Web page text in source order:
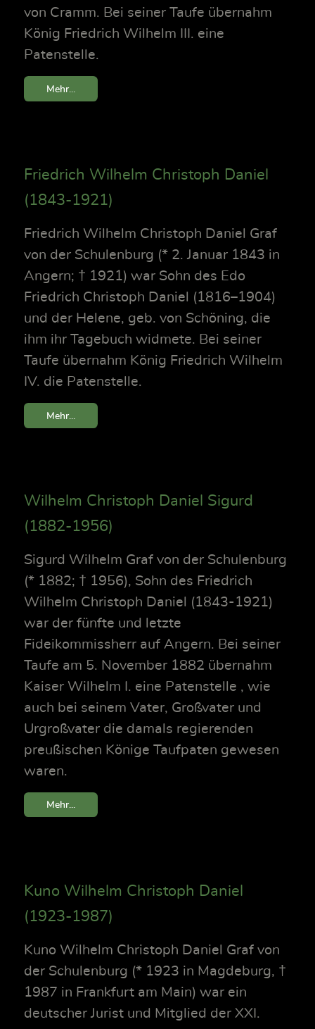
von Cramm. Bei seiner Taufe übernahm
König Friedrich Wilhelm III. eine
Patenstelle.
Mehr...
Friedrich Wilhelm Christoph Daniel
(1843-1921)
Friedrich Wilhelm Christoph Daniel Graf
von der Schulenburg (* 2. Januar 1843 in
Angern; † 1921) war Sohn des Edo
Friedrich Christoph Daniel (1816–1904)
und der Helene, geb. von Schöning, die
ihm ihr Tagebuch widmete. Bei seiner
Taufe übernahm König Friedrich Wilhelm
IV. die Patenstelle.
Mehr...
Wilhelm Christoph Daniel Sigurd
(1882-1956)
Sigurd Wilhelm Graf von der Schulenburg
(* 1882; † 1956), Sohn des Friedrich
Wilhelm Christoph Daniel (1843-1921)
war der fünfte und letzte
Fideikommissherr auf Angern. Bei seiner
Taufe am 5. November 1882 übernahm
Kaiser Wilhelm I. eine Patenstelle , wie
auch bei seinem Vater, Großvater und
Urgroßvater die damals regierenden
preußischen Könige Taufpaten gewesen
waren.
Mehr...
Kuno Wilhelm Christoph Daniel
(1923-1987)
Kuno Wilhelm Christoph Daniel Graf von
der Schulenburg (* 1923 in Magdeburg, †
1987 in Frankfurt am Main) war ein
deutscher Jurist und Mitglied der XXI.